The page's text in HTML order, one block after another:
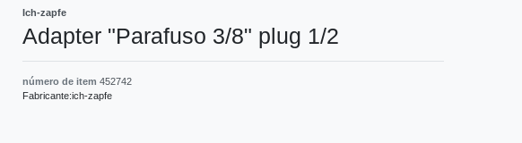
Ich-zapfe
Adapter "Parafuso 3/8" plug 1/2
número de item 452742
Fabricante:ich-zapfe